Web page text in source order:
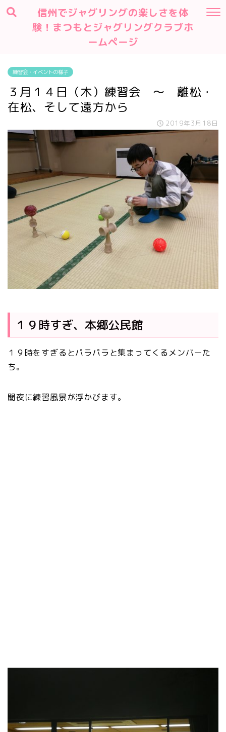
信州でジャグリングの楽しさを体
験！まつもとジャグリングクラブホ
ームページ
練習会・イベントの様子
３月１４日（木）練習会 ～ 離松・
在松、そして遠方から
2019年3月18日
１９時すぎ、本郷公民館
１９時をすぎるとパラパラと集まってくるメンバーた
ち。
闇夜に練習風景が浮かびます。